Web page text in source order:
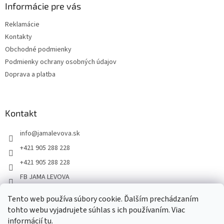
Tento web používa súbory cookie. Ďalším prechádzaním
tohto webu vyjadrujete súhlas s ich používaním. Viac
informáciítu.
Informácie pre vás
Reklamácie
Kontakty
Obchodné podmienky
Podmienky ochrany osobných údajov
Doprava a platba
Kontakt
info@jamalevova.sk
+421 905 288 228
+421 905 288 228
FB JAMA LEVOVA
JamaLevova
+421905288228